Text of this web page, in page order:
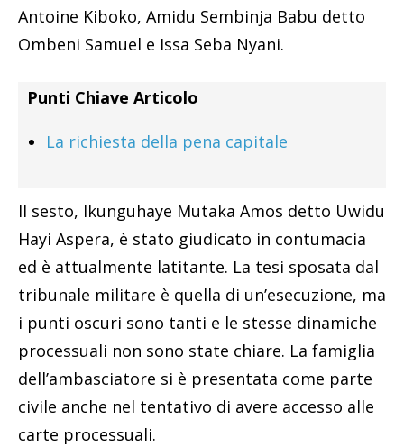
Antoine Kiboko, Amidu Sembinja Babu detto
Ombeni Samuel e Issa Seba Nyani.
Punti Chiave Articolo
La richiesta della pena capitale
Il sesto, Ikunguhaye Mutaka Amos detto Uwidu
Hayi Aspera, è stato giudicato in contumacia
ed è attualmente latitante. La tesi sposata dal
tribunale militare è quella di un’esecuzione, ma
i punti oscuri sono tanti e le stesse dinamiche
processuali non sono state chiare. La famiglia
dell’ambasciatore si è presentata come parte
civile anche nel tentativo di avere accesso alle
carte processuali.